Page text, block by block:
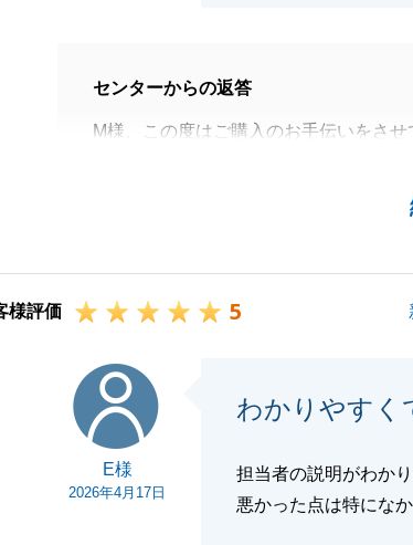
センターからの返答
M様、この度はご購入のお手伝いをさ
結婚式を挙げられる前に新居がお引渡
たらと思います。
今後ともよろしくお願いいたします。
様評価 5
E様
2026年4月17日
わかりやすく
担当者の説明がわか
悪かった点は特になか